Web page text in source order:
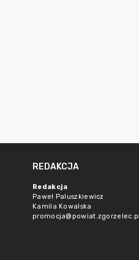
REDAKCJA
Redakcja
Paweł Paluszkiewicz
Kamila Kowalska
promocja@powiat.zgorzelec.pl